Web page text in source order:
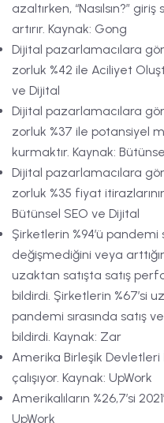
azaltırken, “Nasılsın?”
artırır. Kaynak: Gong
Dijital pazarlamacılara
zorluk %42 ile Aciliyet
ve Dijital
Dijital pazarlamacılara
zorluk %37 ile potansiyel
kurmaktır. Kaynak:
Dijital pazarlamacılara
zorluk %35 fiyat
Bütünsel SEO ve Dijital
Şirketlerin %94’ü pandemi
değişmediğini veya
uzaktan satışta satış
bildirdi. Şirketlerin %67’si
pandemi sırasında satış
bildirdi. Kaynak: Zar
Amerika Birleşik Devletleri
çalışıyor. Kaynak: UpWork
Amerikalıların %26,7’si
UpWork